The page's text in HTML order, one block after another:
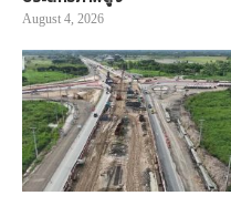
August 4, 2026